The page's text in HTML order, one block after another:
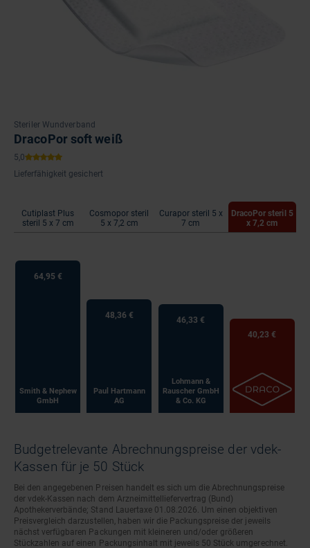
Steriler Wundverband
DracoPor soft weiß
Lieferfähigkeit gesichert
Cutiplast Plus
steril 5 x 7 cm
Cosmopor steril
5 x 7,2 cm
Curapor steril 5 x
7 cm
DracoPor steril 5
x 7,2 cm
64,95 €
Smith & Nephew
GmbH
48,36 €
Paul Hartmann
AG
46,33 €
Lohmann &
Rauscher GmbH
& Co. KG
40,23 €
Budgetrelevante Abrechnungspreise der vdek-
Kassen für je 50 Stück
Bei den angegebenen Preisen handelt es sich um die Abrechnungspreise
der vdek-Kassen nach dem Arzneimittelliefervertrag (Bund)
Apothekerverbände; Stand Lauertaxe 01.08.2026. Um einen objektiven
Preisvergleich darzustellen, haben wir die Packungspreise der jeweils
nächst verfügbaren Packungen mit kleineren und/oder größeren
Stückzahlen auf einen Packungsinhalt mit jeweils 50 Stück umgerechnet.